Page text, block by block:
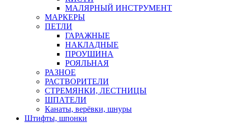
МАЛЯРНЫЙ ИНСТРУМЕНТ
МАРКЕРЫ
ПЕТЛИ
ГАРАЖНЫЕ
НАКЛАДНЫЕ
ПРОУШИНА
РОЯЛЬНАЯ
РАЗНОЕ
РАСТВОРИТЕЛИ
СТРЕМЯНКИ, ЛЕСТНИЦЫ
ШПАТЕЛИ
Канаты, верёвки, шнуры
Штифты, шпонки